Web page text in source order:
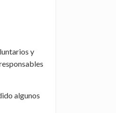
y
algunos